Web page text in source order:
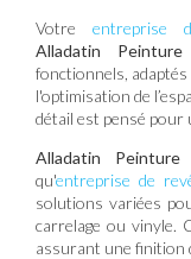
Votreentreprise
Alladatin Peinture
fonctionnels,
l'optimisation de
détail est pensé pour
Alladatin Peinture
qu'entreprise de
solutions variées
carrelage ou vinyle.
assurant une finition